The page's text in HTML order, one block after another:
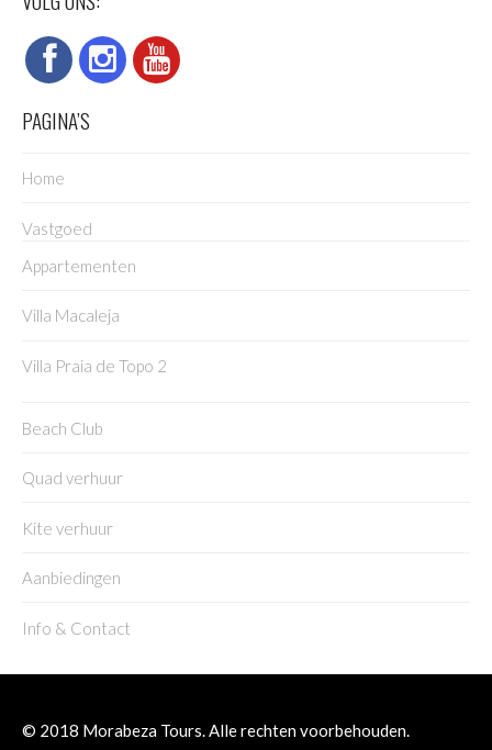
PAGINA’S
Home
Vastgoed
Appartementen
Villa Macaleja
Villa Praia de Topo 2
Beach Club
Quad verhuur
Kite verhuur
Aanbiedingen
Info & Contact
© 2018 Morabeza Tours. Alle rechten voorbehouden.